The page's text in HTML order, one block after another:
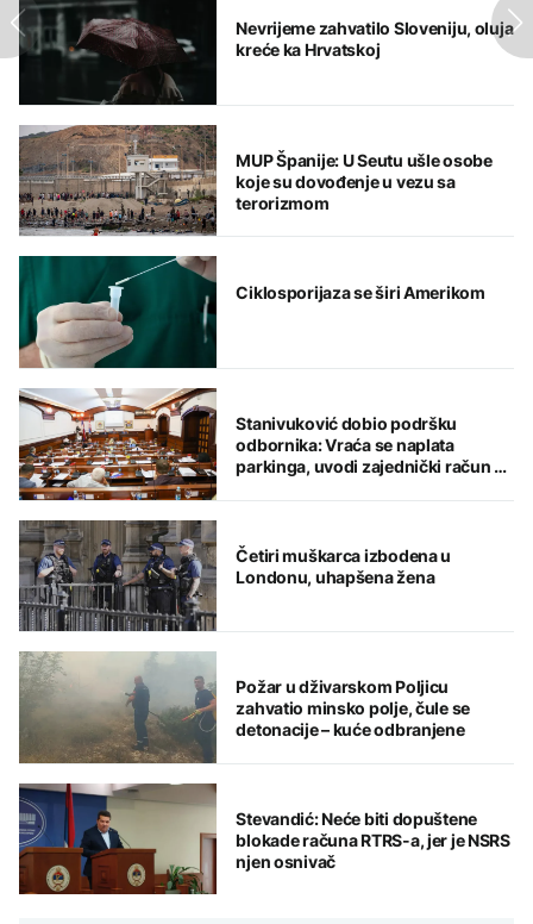
Nevrijeme zahvatilo Sloveniju, oluja
kreće ka Hrvatskoj
MUP Španije: U Seutu ušle osobe
koje su dovođenje u vezu sa
terorizmom
Ciklosporijaza se širi Amerikom
Stanivuković dobio podršku
odbornika: Vraća se naplata
parkinga, uvodi zajednički račun za
Četiri muškarca izbodena u
Londonu, uhapšena žena
Požar u dživarskom Poljicu
zahvatio minsko polje, čule se
detonacije – kuće odbranjene
Stevandić: Neće biti dopuštene
blokade računa RTRS-a, jer je NSRS
njen osnivač